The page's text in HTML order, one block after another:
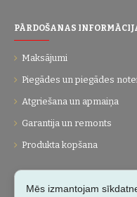
PĀRDOŠANAS
Maksājumi
Piegādes un piegādes
Atgriešana un apmaiņa
Garantija un remonts
Produkta kopšana
Mēs izmantojam